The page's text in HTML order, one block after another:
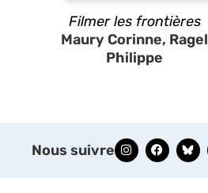
Filmer les frontières
Maury Corinne, Ragel
Philippe
Nous suivre